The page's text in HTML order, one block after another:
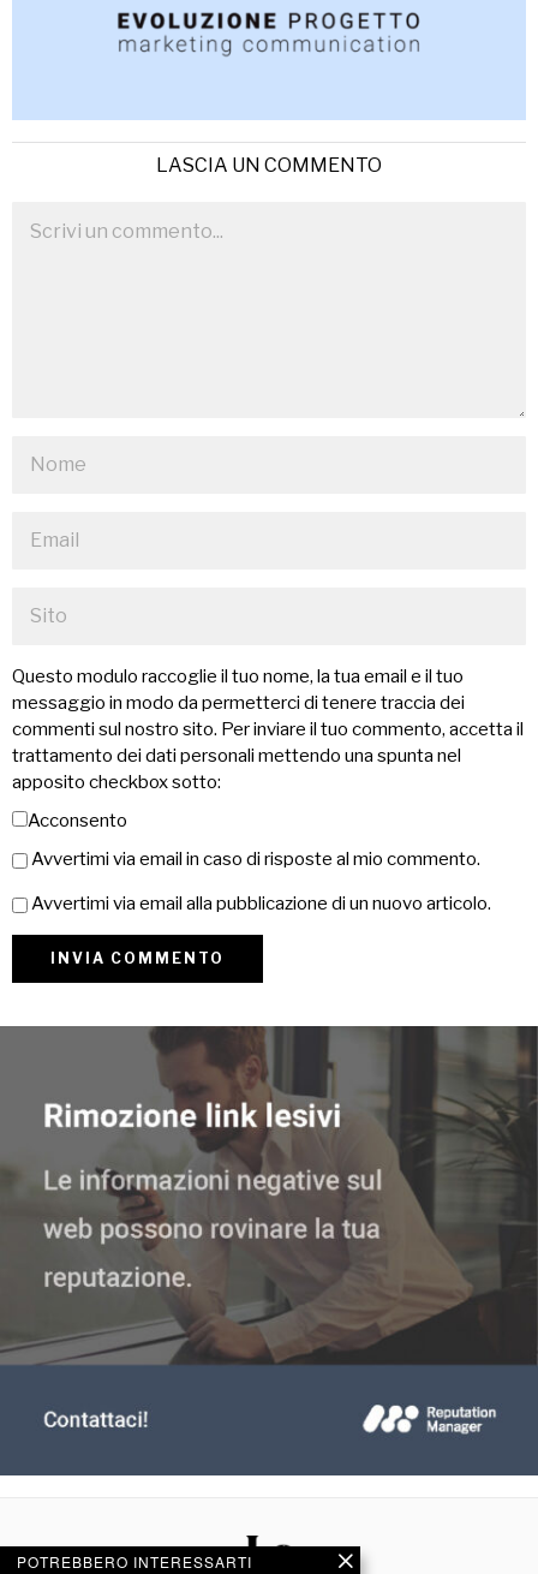
LASCIA UN COMMENTO
Questo modulo raccoglie il tuo nome, la tua email e il tuo
messaggio in modo da permetterci di tenere traccia dei
commenti sul nostro sito. Per inviare il tuo commento, accetta il
trattamento dei dati personali mettendo una spunta nel
apposito checkbox sotto:
Acconsento
Avvertimi via email in caso di risposte al mio commento.
Avvertimi via email alla pubblicazione di un nuovo articolo.
POTREBBERO INTERESSARTI